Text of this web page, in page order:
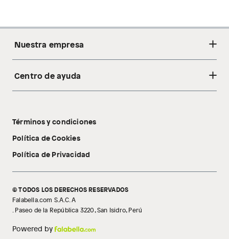
Nuestra empresa
Acerca de nosotros
Tecnología Pillow Walk
Centro de ayuda
Libro de reclamaciones
Términos y condiciones
Política de Cookies
Política de Privacidad
© TODOS LOS DERECHOS RESERVADOS
Falabella.com S.A.C. A
. Paseo de la República 3220, San Isidro, Perú
Powered by